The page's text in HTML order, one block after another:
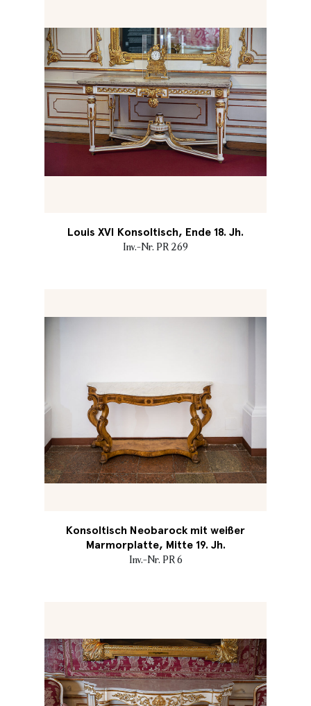
Louis XVI Konsoltisch, Ende 18. Jh.
Inv.-Nr. PR 269
Konsoltisch Neobarock mit weißer
Marmorplatte, Mitte 19. Jh.
Inv.-Nr. PR 6